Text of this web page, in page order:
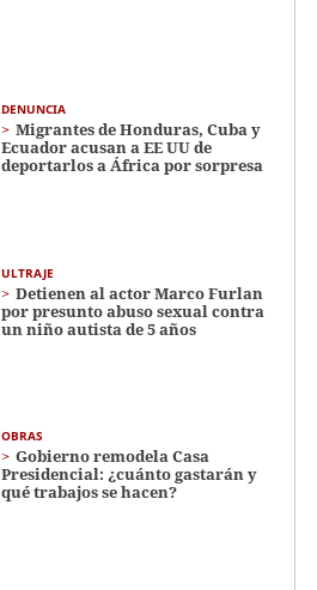
DENUNCIA
Migrantes de Honduras, Cuba y
Ecuador acusan a EE UU de
deportarlos a África por sorpresa
ULTRAJE
Detienen al actor Marco Furlan
por presunto abuso sexual contra
un niño autista de 5 años
OBRAS
Gobierno remodela Casa
Presidencial: ¿cuánto gastarán y
qué trabajos se hacen?